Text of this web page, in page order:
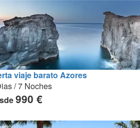
viaje barato Azores
/ 7 Noches
990 €